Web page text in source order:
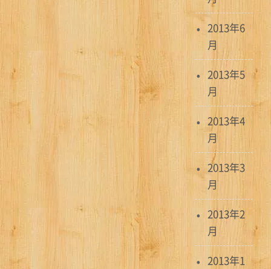
2013年6
月
2013年5
月
2013年4
月
2013年3
月
2013年2
月
2013年1